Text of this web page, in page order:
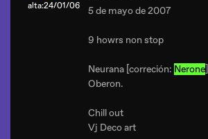
alta:24/01/06 5 de mayo de 2007
9 howrs non stop
Neurana [correción: Nerone
Oberon.
Chill out
Vj Deco art